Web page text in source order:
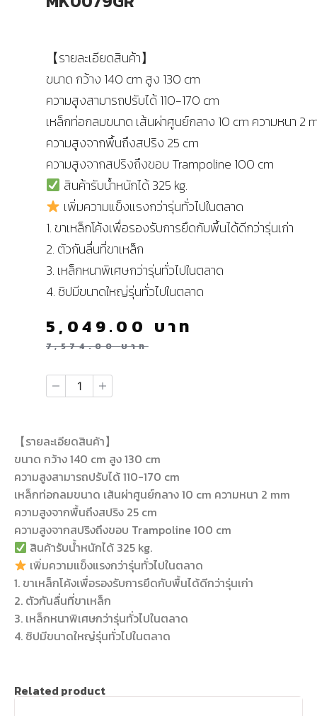
【รายละเอียดสินค้า】
ขนาด กว้าง 140 cm สูง 130 cm
ความสูงสามารถปรับได้ 110-170 cm
เหล็กท่อกลมขนาด เส้นผ่าศูนย์กลาง 10 cm ความหนา 2
ความสูงจากพื้นถึงสปริง 25 cm
ความสูงจากสปริงถึงขอบ Trampoline 100 cm
สินค้ารับน้ำหนักได้ 325 kg.
เพิ่มความแข็งแรงกว่ารุ่นทั่วไปในตลาด
1. ขาเหล็กโค้งเพื่อรองรับการยึดกับพื้นได้ดีกว่ารุ่นเก่า
2. ตัวกันลื่นที่ขาเหล็ก
3. เหล็กหนาพิเศษกว่ารุ่นทั่วไปในตลาด
4. ซิปมีขนาดใหญ่รุ่นทั่วไปในตลาด
7,574.00บาท
5,049.00 บาท
【รายละเอียดสินค้า】
ขนาด กว้าง 140 cm สูง 130 cm
ความสูงสามารถปรับได้ 110-170 cm
เหล็กท่อกลมขนาด เส้นผ่าศูนย์กลาง 10 cm ความหนา 2 mm
ความสูงจากพื้นถึงสปริง 25 cm
ความสูงจากสปริงถึงขอบ Trampoline 100 cm
สินค้ารับน้ำหนักได้ 325 kg.
เพิ่มความแข็งแรงกว่ารุ่นทั่วไปในตลาด
1. ขาเหล็กโค้งเพื่อรองรับการยึดกับพื้นได้ดีกว่ารุ่นเก่า
2. ตัวกันลื่นที่ขาเหล็ก
3. เหล็กหนาพิเศษกว่ารุ่นทั่วไปในตลาด
4. ซิปมีขนาดใหญ่รุ่นทั่วไปในตลาด
Related product